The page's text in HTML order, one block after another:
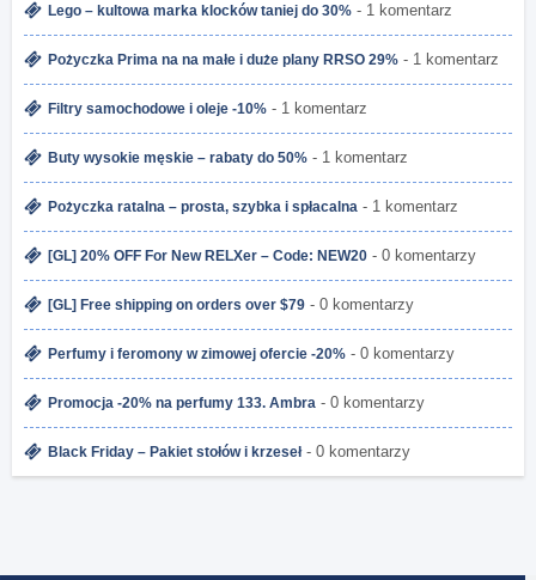
Lego – kultowa marka klocków taniej do 30% - 1 komentarz
Pożyczka Prima na na małe i duże plany RRSO 29% - 1 komentarz
Filtry samochodowe i oleje -10% - 1 komentarz
Buty wysokie męskie – rabaty do 50% - 1 komentarz
Pożyczka ratalna – prosta, szybka i spłacalna - 1 komentarz
[GL] 20% OFF For New RELXer – Code: NEW20 - 0 komentarzy
[GL] Free shipping on orders over $79 - 0 komentarzy
Perfumy i feromony w zimowej ofercie -20% - 0 komentarzy
Promocja -20% na perfumy 133. Ambra - 0 komentarzy
Black Friday – Pakiet stołów i krzeseł- 0 komentarzy